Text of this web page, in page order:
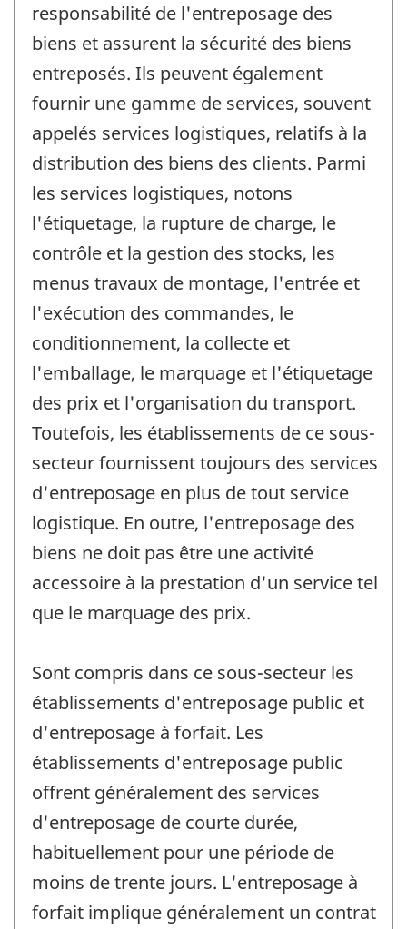
responsabilité de l'entreposage des
biens et assurent la sécurité des biens
entreposés. Ils peuvent également
fournir une gamme de services, souvent
appelés services logistiques, relatifs à la
distribution des biens des clients. Parmi
les services logistiques, notons
l'étiquetage, la rupture de charge, le
contrôle et la gestion des stocks, les
menus travaux de montage, l'entrée et
l'exécution des commandes, le
conditionnement, la collecte et
l'emballage, le marquage et l'étiquetage
des prix et l'organisation du transport.
Toutefois, les établissements de ce sous-
secteur fournissent toujours des services
d'entreposage en plus de tout service
logistique. En outre, l'entreposage des
biens ne doit pas être une activité
accessoire à la prestation d'un service tel
que le marquage des prix.
Sont compris dans ce sous-secteur les
établissements d'entreposage public et
d'entreposage à forfait. Les
établissements d'entreposage public
offrent généralement des services
d'entreposage de courte durée,
habituellement pour une période de
moins de trente jours. L'entreposage à
forfait implique généralement un contrat